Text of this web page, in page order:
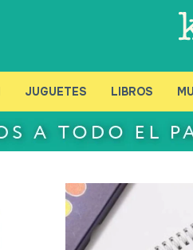
JUGUETES LIBROS